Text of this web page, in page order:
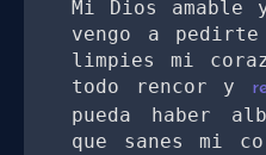
Mi Dios amable
vengo a
limpies mi
todo rencor y
pueda haber
que sanes mi